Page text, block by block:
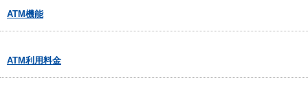
ATM機能
ATM利用料金